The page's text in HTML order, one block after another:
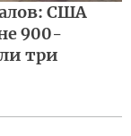
США
900-
три